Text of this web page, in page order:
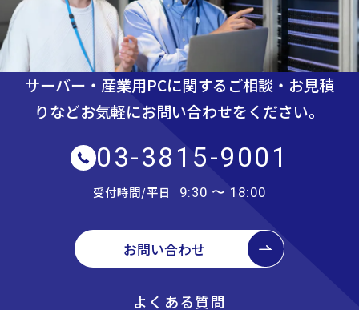
サーバー・産業用PCに関するご相談・お見積
りなどお気軽にお問い合わせをください。
03-3815-9001
受付時間/平日 9:30 〜 18:00
お問い合わせ
よくある質問